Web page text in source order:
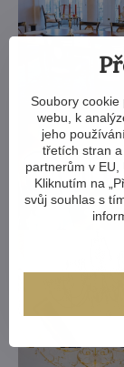
Soubory
webu, k
jeho
třetích stran
partnerům v EU,
Kliknutím na
svůj souhlas s